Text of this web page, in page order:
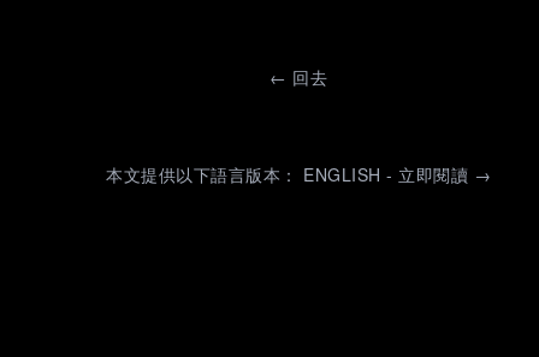
← 回去
本文提供以下語言版本： ENGLISH - 立即閱讀 →